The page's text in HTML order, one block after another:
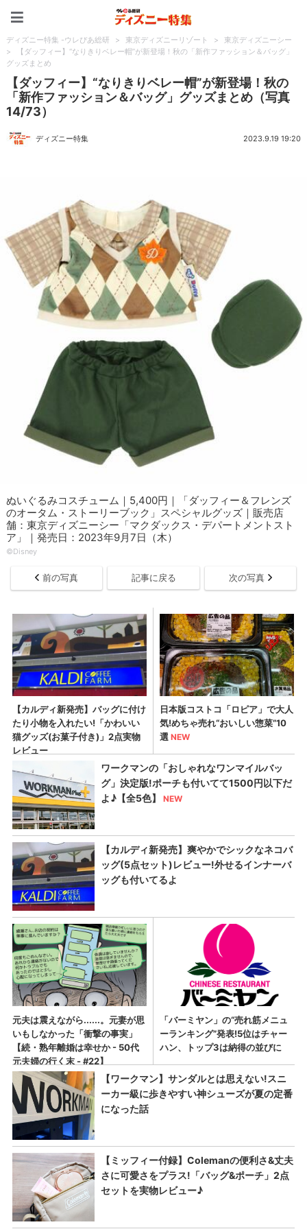
ディズニー特集 -ウレぴあ総研 > 東京ディズニーリゾート >
東京ディズニーシー
>
【ダッフィー】“なりきりベレー帽”が新登場！秋の「新作ファッション＆バッグ」
グッズまとめ
【ダッフィー】“なりきりベレー帽”が新登場！秋の
「新作ファッション＆バッグ」グッズまとめ（写真
14/73）
ディズニー特集 2023.9.19 19:20
ぬいぐるみコスチューム｜5,400円｜「ダッフィー＆フレンズ
のオータム・ストーリーブック」スペシャルグッズ｜販売店
舗：東京ディズニーシー「マクダックス・デパートメントスト
ア」｜発売日：2023年9月7日（木）
©︎Disney
前の写真 記事に戻る 次の写真